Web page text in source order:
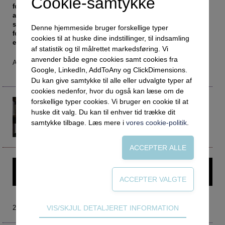
Netværk
Intelligens
Uddannelser under corona
Vejledningsindsatsen under corona
Professioner under pres
Frafald
Veje til virkeligheden
Social mobilitet
Borgeren i centrum
Abonnement
Tilmelding og prøveperiode
Abonnementspriser
Kontakt
Vilkår og betingelser
forskellige sammenhænge. Men de skal have mulighed for
at gøre det, uden at samfundets præstationsindpakning
spænder ben. Derfor skal der luges ud og skabes grobund
for præstationsfrigørelse, mener lektor Anders Petersen, der
er den ene af de to gæster i podcasten 'Brinkmanns briks'.
Af Tina Vang Höyer Grau
Anders Petersen
apt@socsci.aau.dk
Lektor
Aalborg Universitet
Denne artikel kræver login – prøv Vejlederforum gratis i en
2022 nr. 1
Denne hjemmeside bruger forskellige typer
cookies til at huske dine indstillinger, til indsamling
af statistik og til målrettet markedsføring. Vi
anvender både egne cookies samt cookies fra
Google, LinkedIn, AddToAny og ClickDimensions.
Du kan give samtykke til alle eller udvalgte typer af
cookies nedenfor, hvor du også kan læse om de
forskellige typer cookies. Vi bruger en cookie til at
huske dit valg. Du kan til enhver tid trække dit
samtykke tilbage. Læs mere i vores cookie-politik
Teknisk
Tekniske cookies er nødvendige for hjemmesidens
VIS/SKJUL DETALJERET INFORMATION